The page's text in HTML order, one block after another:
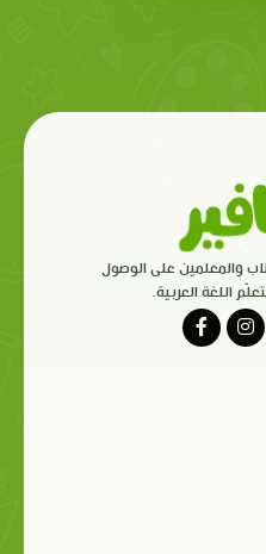
والمعلمين على الوصول
اللغة العربية.